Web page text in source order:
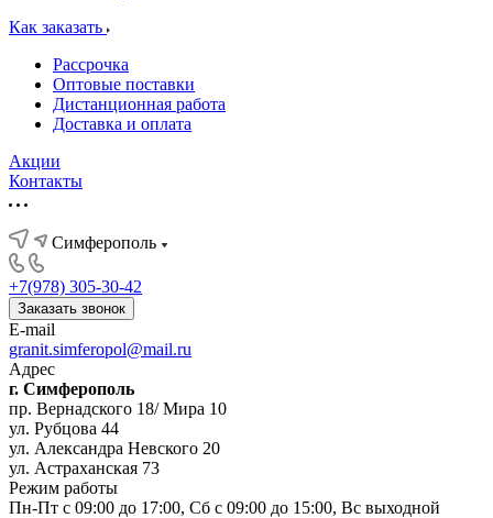
Как заказать
Рассрочка
Оптовые поставки
Дистанционная работа
Доставка и оплата
Акции
Контакты
Симферополь
+7(978) 305-30-42
Заказать звонок
E-mail
granit.simferopol@mail.ru
Адрес
г. Симферополь
пр. Вернадского 18/ Мира 10
ул. Рубцова 44
ул. Александра Невского 20
ул. Астраханская 73
Режим работы
Пн-Пт с 09:00 до 17:00, Сб с 09:00 до 15:00, Вс выходной